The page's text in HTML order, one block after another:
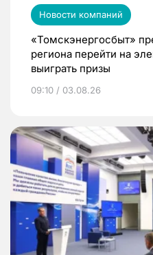
Новости компаний
«Томскэнергосбыт»
региона перейти на
выиграть призы
09:10 / 03.08.26